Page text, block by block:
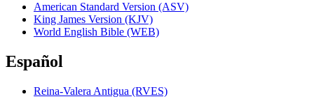
American Standard Version (ASV)
King James Version (KJV)
World English Bible (WEB)
Español
Reina-Valera Antigua (RVES)